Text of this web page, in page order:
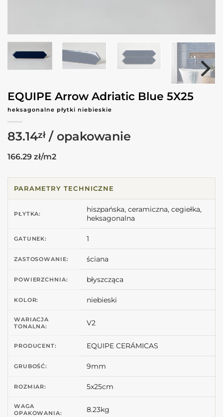
EQUIPE Arrow Adriatic Blue 5X25
heksagonalne płytki niebieskie
83.14zł
166.29 zł/m2
PARAMETRY TECHNICZNE
PŁYTKA:
hiszpańska, ceramiczna, cegiełka,
heksagonalna
GATUNEK: 1
ZASTOSOWANIE: ściana
POWIERZCHNIA: błyszcząca
KOLOR: niebieski
WARIACJA
TONALNA:
V2
PRODUCENT: EQUIPE CERÁMICAS
GRUBOŚĆ: 9mm
ROZMIAR: 5x25cm
WAGA
OPAKOWANIA:
8.23kg